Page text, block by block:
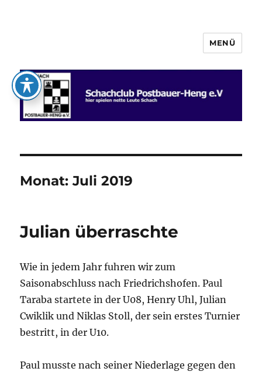
Schachclub Postbauer-Heng e.V.
MENÜ
Monat:Juli 2019
Julian überraschte
Wie in jedem Jahr fuhren wir zum
Saisonabschluss nach Friedrichshofen. Paul
Taraba startete in der U08, Henry Uhl, Julian
Cwiklik und Niklas Stoll, der sein erstes Turnier
bestritt, in der U10.
Paul musste nach seiner Niederlage gegen den